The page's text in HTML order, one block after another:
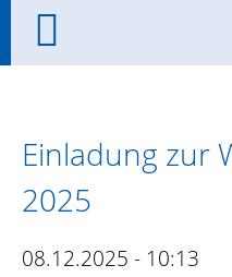
Einladung zur
2025
08.12.2025 - 10:13